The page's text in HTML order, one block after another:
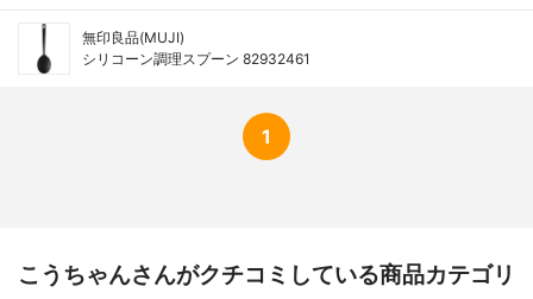
無印良品(MUJI)
シリコーン調理スプーン 82932461
1
こうちゃんさんがクチコミしている商品カテゴリ